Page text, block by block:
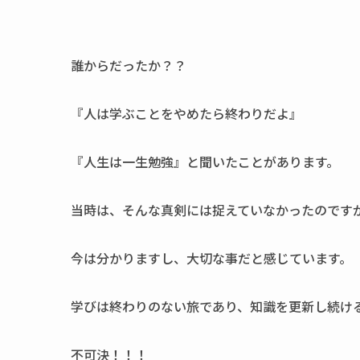
誰からだったか？？
『人は学ぶことをやめたら終わりだよ』
『人生は一生勉強』と聞いたことがあります。
当時は、そんな真剣には捉えていなかったのです
今は分かりますし、大切な事だと感じています。
学びは終わりのない旅であり、知識を更新し続け
不可決！！！